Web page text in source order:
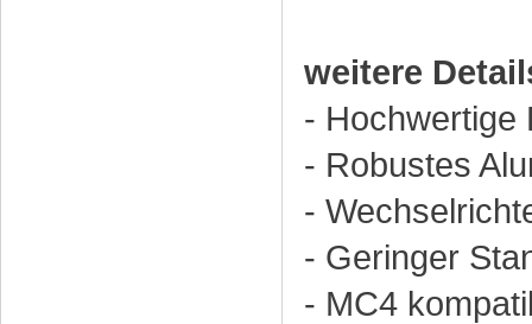
weitere
- Hochwertige
- Robustes
-
- Geringer
- MC4